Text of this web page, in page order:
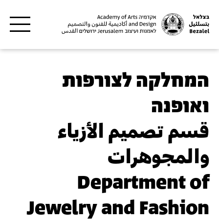
המחלקה לצורפות
ואופנה
قسم تصميم الأزياء
والمجوهرات
Department of
Jewelry and Fashion